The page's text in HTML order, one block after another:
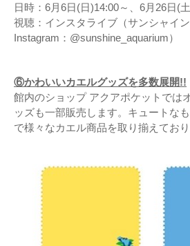
日時：6月6日(日)14:00～、6月26日(
視聴：インスタライブ（サンシャイ
Instagram：@sunshine_aquarium）
⑥かわいいカエルグッズを多数展開!!
館内のショップ アクアポケットでは
ッズも一部販売します。キュートな
で様々なカエル商品を取り揃えており